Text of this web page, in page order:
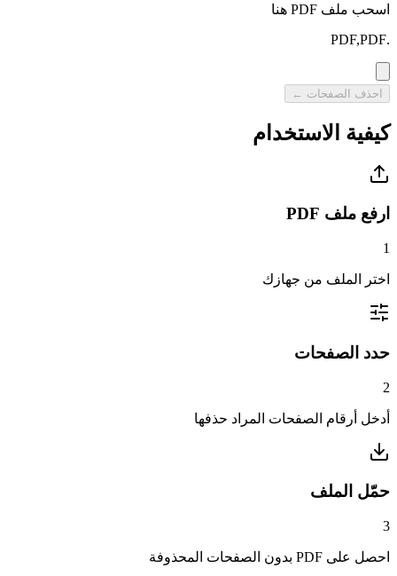
اسحب ملف PDF هنا
.PDF,PDF
احذف الصفحات ←
كيفية الاستخدام
ارفع ملف PDF
1
اختر الملف من جهازك
حدد الصفحات
2
أدخل أرقام الصفحات المراد حذفها
حمّل الملف
3
احصل على PDF بدون الصفحات المحذوفة